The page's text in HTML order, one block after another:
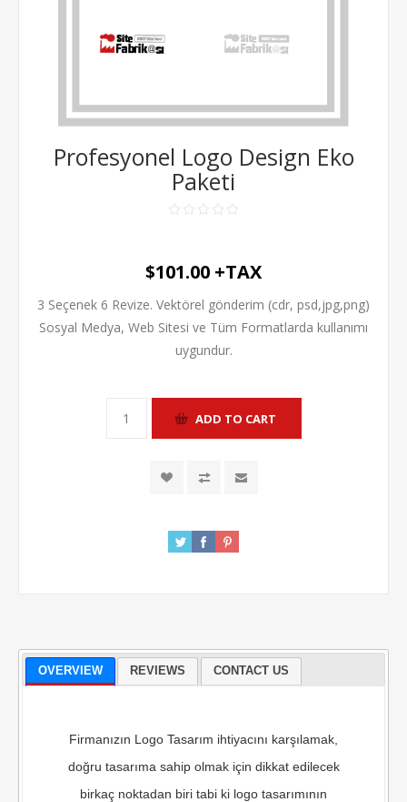
Profesyonel Logo Design Eko
Paketi
$101.00 +TAX
3 Seçenek 6 Revize. Vektörel gönderim (cdr, psd,jpg,png)
Sosyal Medya, Web Sitesi ve Tüm Formatlarda kullanımı
uygundur.
OVERVIEW REVIEWS CONTACT US
Firmanızın Logo Tasarım ihtiyacını karşılamak,
doğru tasarıma sahip olmak için dikkat edilecek
birkaç noktadan biri tabi ki logo tasarımının